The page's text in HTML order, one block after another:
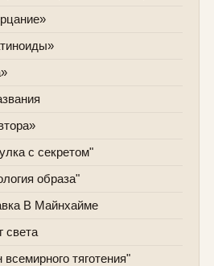
с секретом"
образа"
В Майнхайме
света
тяготения"